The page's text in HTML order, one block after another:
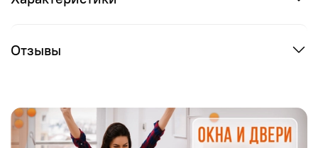
Отзывы